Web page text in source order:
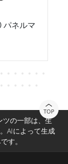
パネルマ
TOP
ツの一部は、生
AIによって生成
す。